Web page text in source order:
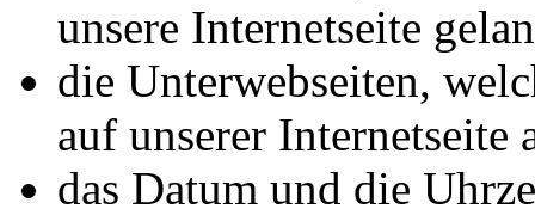
unsere Internetseite
die Unterwebseiten,
auf unserer Internetseite
das Datum und die